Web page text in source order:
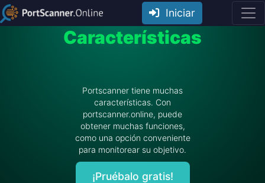
Iniciar
Características
Portscanner tiene muchas
características. Con
portscanner.online, puede
obtener muchas funciones,
como una opción conveniente
para monitorear su objetivo.
¡Pruébalo gratis!